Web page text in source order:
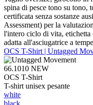
spina di pesce tono su tono,
certificata senza sostanze
Assessment) per la
l'intero ciclo di vita, etichetta
adatta all'asciugatrice a
OCS T-Shirt | Untagged
66.1010 NEW
OCS T-Shirt
T-shirt unisex pesante
white
black